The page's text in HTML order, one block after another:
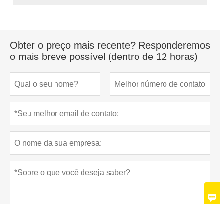
Obter o preço mais recente? Responderemos
o mais breve possível (dentro de 12 horas)
